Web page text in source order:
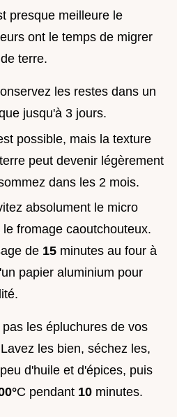
presque meilleure le
ont le temps de migrer
terre.
les restes dans un
jusqu'à 3 jours.
possible, mais la texture
peut devenir légèrement
dans les 2 mois.
absolument le micro
fromage caoutchouteux.
de 15 minutes au four à
papier aluminium pour
les épluchures de vos
les bien, séchez les,
d'huile et d'épices, puis
C pendant 10 minutes.